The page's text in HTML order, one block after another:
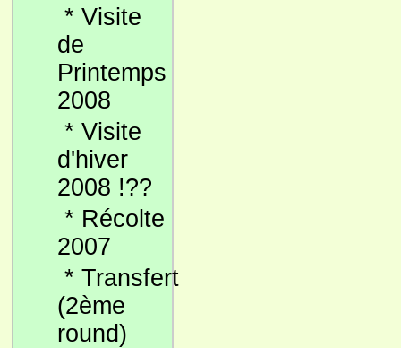
* Visite
de
Printemps
2008
* Visite
d'hiver
2008 !??
* Récolte
2007
* Transfert
(2ème
round)